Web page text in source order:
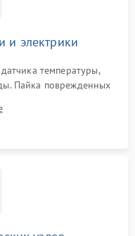
и электрики
температуры,
Пайка поврежденных
и контактов.